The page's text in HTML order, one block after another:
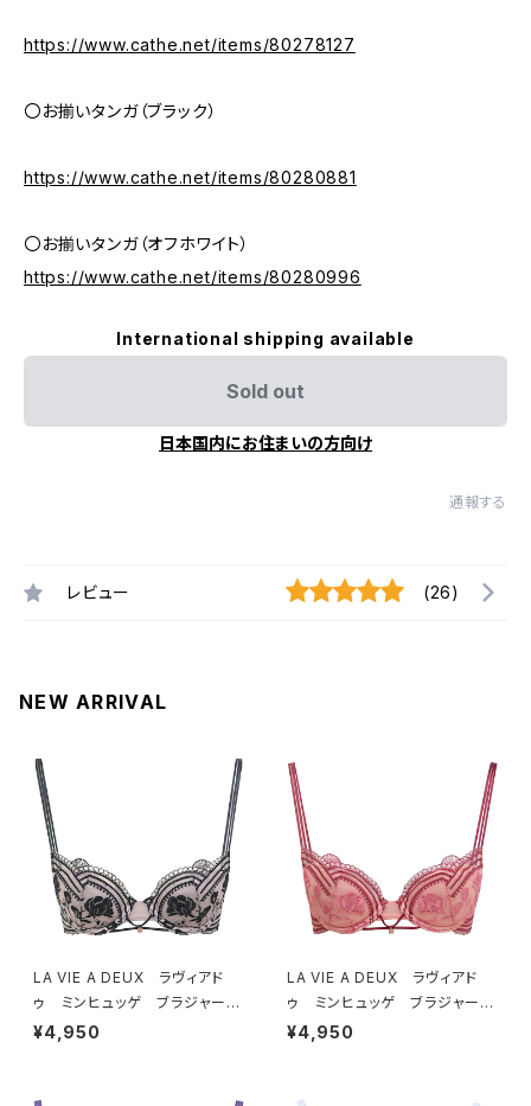
https://www.cathe.net/items/80278127
〇お揃いタンガ（ブラック）
https://www.cathe.net/items/80280881
〇お揃いタンガ（オフホワイト）
https://www.cathe.net/items/80280996
International shipping available
Sold out
日本国内にお住まいの方向け
通報する
レビュー (26)
NEW ARRIVAL
LA VIE A DEUX ラヴィアド
ゥ ミンヒュッゲ ブラジャー
（ブラック）BRA BLACK 2249
¥4,950
LA VIE A DEUX ラヴィアド
ゥ ミンヒュッゲ ブラジャー
（ヒュッゲオレンジ）BRA HYGG
¥4,950